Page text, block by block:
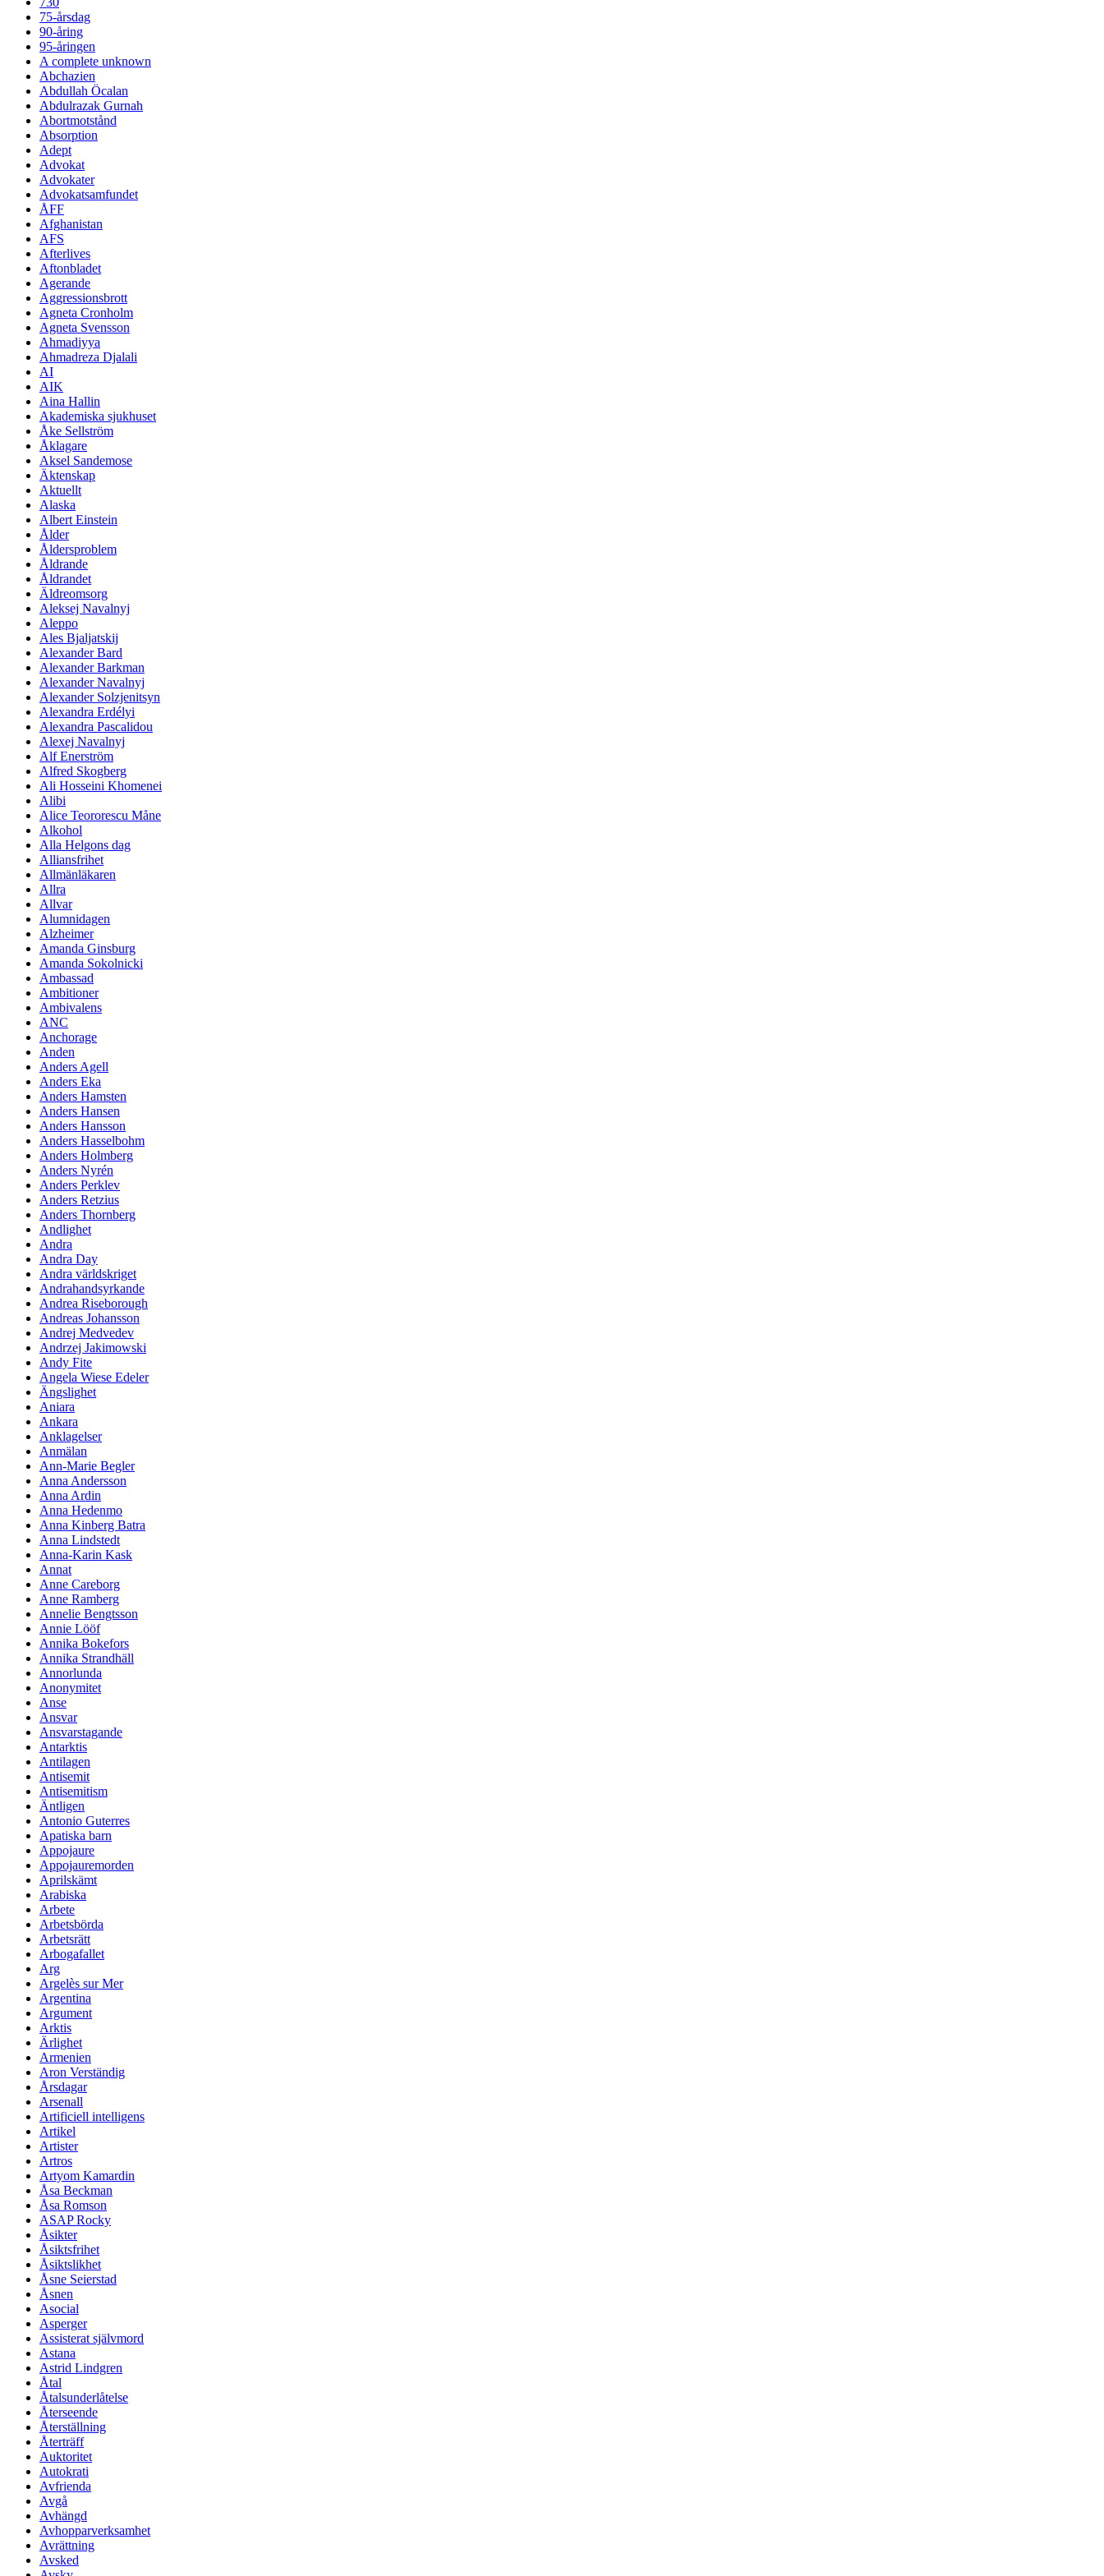
75-årsdag
90-åring
95-åringen
A complete unknown
Abchazien
Abdullah Öcalan
Abdulrazak Gurnah
Abortmotstånd
Absorption
Adept
Advokat
Advokater
Advokatsamfundet
ÅFF
Afghanistan
AFS
Afterlives
Aftonbladet
Agerande
Aggressionsbrott
Agneta Cronholm
Agneta Svensson
Ahmadiyya
Ahmadreza Djalali
AI
AIK
Aina Hallin
Akademiska sjukhuset
Åke Sellström
Åklagare
Aksel Sandemose
Äktenskap
Aktuellt
Alaska
Albert Einstein
Ålder
Åldersproblem
Åldrande
Åldrandet
Äldreomsorg
Aleksej Navalnyj
Aleppo
Ales Bjaljatskij
Alexander Bard
Alexander Barkman
Alexander Navalnyj
Alexander Solzjenitsyn
Alexandra Erdélyi
Alexandra Pascalidou
Alexej Navalnyj
Alf Enerström
Alfred Skogberg
Ali Hosseini Khomenei
Alibi
Alice Teororescu Måne
Alkohol
Alla Helgons dag
Alliansfrihet
Allmänläkaren
Allra
Allvar
Alumnidagen
Alzheimer
Amanda Ginsburg
Amanda Sokolnicki
Ambassad
Ambitioner
Ambivalens
ANC
Anchorage
Anden
Anders Agell
Anders Eka
Anders Hamsten
Anders Hansen
Anders Hansson
Anders Hasselbohm
Anders Holmberg
Anders Nyrén
Anders Perklev
Anders Retzius
Anders Thornberg
Andlighet
Andra
Andra Day
Andra världskriget
Andrahandsyrkande
Andrea Riseborough
Andreas Johansson
Andrej Medvedev
Andrzej Jakimowski
Andy Fite
Angela Wiese Edeler
Ängslighet
Aniara
Ankara
Anklagelser
Anmälan
Ann-Marie Begler
Anna Andersson
Anna Ardin
Anna Hedenmo
Anna Kinberg Batra
Anna Lindstedt
Anna-Karin Kask
Annat
Anne Careborg
Anne Ramberg
Annelie Bengtsson
Annie Lööf
Annika Bokefors
Annika Strandhäll
Annorlunda
Anonymitet
Anse
Ansvar
Ansvarstagande
Antarktis
Antilagen
Antisemit
Antisemitism
Äntligen
Antonio Guterres
Apatiska barn
Appojaure
Appojauremorden
Aprilskämt
Arabiska
Arbete
Arbetsbörda
Arbetsrätt
Arbogafallet
Arg
Argelès sur Mer
Argentina
Argument
Arktis
Ärlighet
Armenien
Aron Verständig
Årsdagar
Arsenall
Artificiell intelligens
Artikel
Artister
Artros
Artyom Kamardin
Åsa Beckman
Åsa Romson
ASAP Rocky
Åsikter
Åsiktsfrihet
Åsiktslikhet
Åsne Seierstad
Åsnen
Asocial
Asperger
Assisterat självmord
Astana
Astrid Lindgren
Åtal
Åtalsunderlåtelse
Återseende
Återställning
Återträff
Auktoritet
Autokrati
Avfrienda
Avgå
Avhängd
Avhopparverksamhet
Avrättning
Avsked